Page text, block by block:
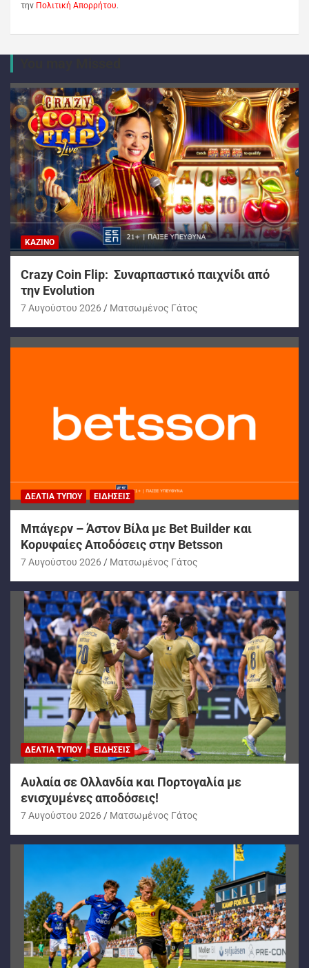
την Πολιτική Απορρήτου.
ΚΑΖΊΝΟ
Crazy Coin Flip: Συναρπαστικό παιχνίδι από
την Evolution
7 Αυγούστου 2026 Ματσωμένος Γάτος
ΔΕΛΤΊΑ ΤΎΠΟΥ ΕΙΔΉΣΕΙΣ
Μπάγερν – Άστον Βίλα με Bet Builder και
Κορυφαίες Αποδόσεις στην Betsson
7 Αυγούστου 2026 Ματσωμένος Γάτος
ΔΕΛΤΊΑ ΤΎΠΟΥ ΕΙΔΉΣΕΙΣ
Αυλαία σε Ολλανδία και Πορτογαλία με
ενισχυμένες αποδόσεις!
7 Αυγούστου 2026 Ματσωμένος Γάτος